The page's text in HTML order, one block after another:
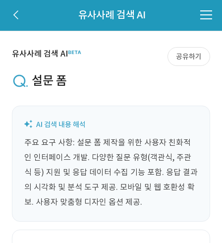
유사사례 검색 AI
유사사례 검색 AI 공유하기
설문 폼
주요 요구 사항: 설문 폼 제작을 위한 사용자 친화적
인 인터페이스 개발. 다양한 질문 유형(객관식, 주관
식 등) 지원 및 응답 데이터 수집 기능 포함. 응답 결과
의 시각화 및 분석 도구 제공. 모바일 및 웹 호환성 확
보. 사용자 맞춤형 디자인 옵션 제공.